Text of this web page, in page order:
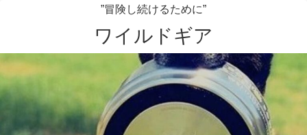
”冒険し続けるために”
ワイルドギア